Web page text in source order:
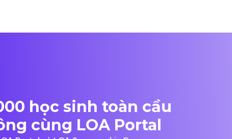
học sinh toàn cầu
cùng LOA Portal